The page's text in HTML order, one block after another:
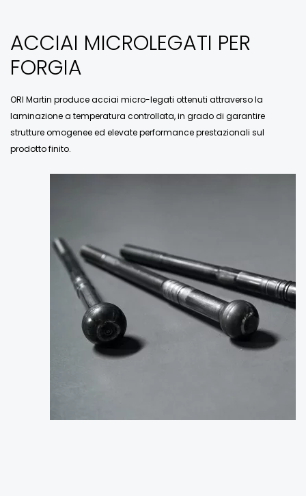
ACCIAI MICROLEGATI PER
FORGIA
ORI Martin produce acciai micro-legati ottenuti attraverso la
laminazione a temperatura controllata, in grado di garantire
strutture omogenee ed elevate performance prestazionali sul
prodotto finito.